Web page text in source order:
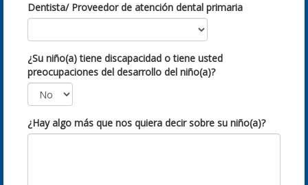
Dentista/ Proveedor de atención dental primaria
¿Su niño(a) tiene discapacidad o tiene usted
preocupaciones del desarrollo del niño(a)?
¿Hay algo más que nos quiera decir sobre su niño(a)?